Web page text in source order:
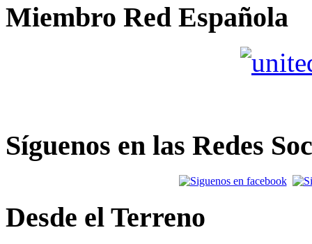
Miembro Red Española
Síguenos en las Redes
Desde el Terreno